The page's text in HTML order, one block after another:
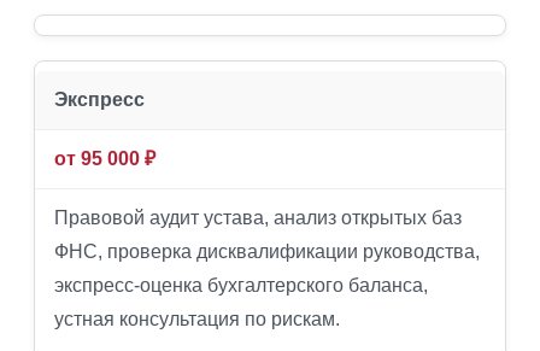
Экспресс
от 95 000 ₽
Правовой аудит устава, анализ открытых баз
ФНС, проверка дисквалификации руководства,
экспресс-оценка бухгалтерского баланса,
устная консультация по рискам.